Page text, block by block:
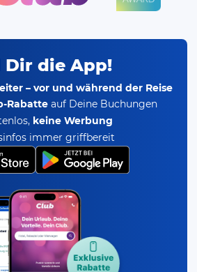
Dir die App!
– vor und während der Reise
Rabatte auf Deine Buchungen
keine Werbung
immer griffbereit